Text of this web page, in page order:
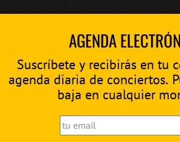
AGENDA
Suscríbete y recibirás en tu
agenda diaria de conciertos.
baja en cualquier